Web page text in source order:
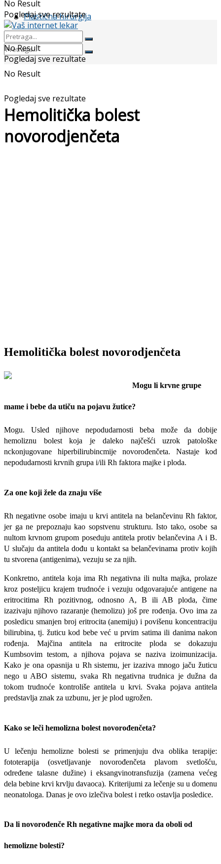
Plastična hirurgija
No Result
Pogledaj sve rezultate
No Result
Pogledaj sve rezultate
No Result
Pogledaj sve rezultate
Hemolitička bolest
novorodjenčeta
Hemolitička bolest novorodjenčeta
Mogu li krvne grupe
mame i bebe da utiču na pojavu žutice?
Mogu. Usled njihove nepodudarnosti beba može da dobije
hemoliznu bolest koja je daleko najčešći uzrok patološke
nckonjugovane hiperbilirubincmije novorođenčeta. Nastaje kod
nepodudarnosti krvnih grupa i/ili Rh faktora majke i ploda.
Za one koji žele da znaju više
Rh negativne osobe imaju u krvi antitela na belančevinu Rh faktor,
jer ga ne prepoznaju kao sopstvenu strukturu. Isto tako, osobe sa
nultom krvnom grupom poseduju antitela protiv belančevina A i B.
U slučaju da antitela dođu u kontakt sa belančevinama protiv kojih
tu stvorena (antigenima), vezuju se za njih.
Konkretno, antitela koja ima Rh negativna ili nulta majka, prolaze
kroz posteljicu krajem trudnoće i vezuju odgovarajuće antigene na
eritrocitima Rh pozitivnog, odnosno A, B ili AB ploda, čime
izazivaju njihovo razaranje (hemolizu) još pre rođenja. Ovo ima za
posledicu smanjen broj eritrocita (anemiju) i povišenu koncentraciju
bilirubina, tj. žuticu kod bebe već u prvim satima ili danima nakon
rođenja. Majčina antitela na eritrocite ploda se dokazuju
Kumbsovim testom, a njihova pojava se naziva izoimunizacija.
Kako je ona opasnija u Rh sistemu, jer izaziva mnogo jaču žuticu
nego u ABO sistemu, svaka Rh negativna trudnica je dužna da
tokom trudnoće kontroliše antitela u krvi. Svaka pojava antitela
predstavlja znak za uzbunu, jer je plod ugrožen.
Kako se leči hemolizna bolest novorođenčeta?
U lečenju hemolizne bolesti se primenjuju dva oblika terapije:
fototerapija (osvetljavanje novorođenčeta plavom svetlošću,
određene talasne dužine) i eksangvinotransfuzija (zamena većeg
dela bebine krvi krvlju davaoca). Kriterijumi za lečenje su u domenu
neonatologa. Danas je ovo izlečiva bolest i retko ostavlja posledice.
Da li novorođenče Rh negativne majke mora da oboli od
hemolizne bolesti?